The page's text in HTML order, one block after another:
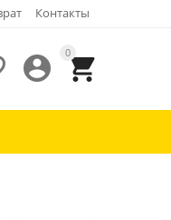
Контакты
0
